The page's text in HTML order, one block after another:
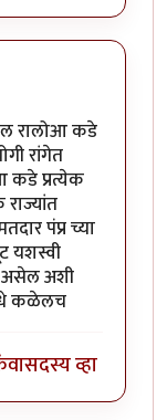
देशमुख
रालोआ कडे
रांगेत
कडे प्रत्येक
पंप्र च्या
यशस्वी
असेल अशी
कळेलच
सदस्य व्हा